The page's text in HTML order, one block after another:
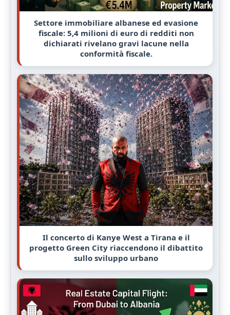
Settore immobiliare albanese ed evasione
fiscale: 5,4 milioni di euro di redditi non
dichiarati rivelano gravi lacune nella
conformità fiscale.
Il concerto di Kanye West a Tirana e il
progetto Green City riaccendono il dibattito
sullo sviluppo urbano